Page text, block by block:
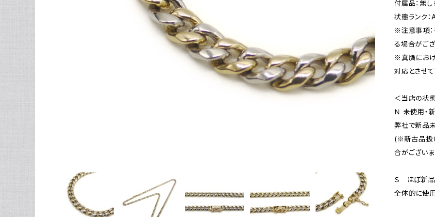
付属品：無
状態ランク：
※注意事項：
る場合がござ
※真贋にお
対応とさせて
＜当店の状
Ｎ 未使用・
弊社で新品
(※新古品扱
合がございま
Ｓ ほぼ新
全体的に使